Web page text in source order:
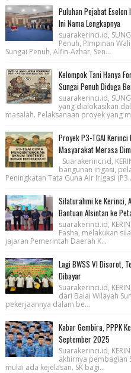
Puluhan Pejabat Eselon
Ini Nama Lengkapnya
suarakerinci.id,
Penuh, Pimpinan
Sungai Penuh, Alfin-Azhar, Sen...
Kelompok Tani Hanya
Sungai Penuh Diduga
suarakerinci.id,
yang dialokasikan
masalah. Pelaksanaan proyek yang
Proyek P3-TGAI Kerinci
Masyarakat Merasa
Suarakerinci.id,
bangunan irigasi,
Peningkatan Tata Guna Air Irigasi
Silaturahmi ke Kerinci,
Bantuan Alsintan ke
suarakerinci.id,
Fasha, melakukan
jajaran Pemerintah Daerah K...
Lagi BWSS VI Disorot,
Dibayar
Suarakerinci.id,
dari Balai Wilayah
pekerjaannya dalam be...
Kabar Gembira, PPPK
September 2025
Suarakerinci.id,
akhirnya pembagian
mulai ada kejelasan. SK bagi...